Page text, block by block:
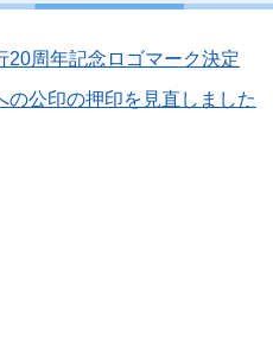
20周年記念ロゴマーク決定
の公印の押印を見直しました